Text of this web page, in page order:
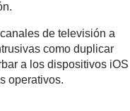
de televisión a
como duplicar
a los dispositivos iOS
operativos.